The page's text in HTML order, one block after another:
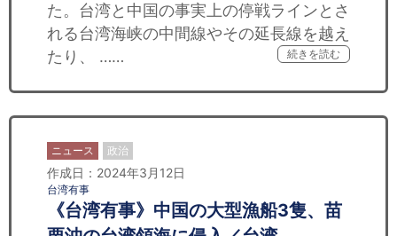
た。台湾と中国の事実上の停戦ラインとさ
れる台湾海峡の中間線やその延長線を越え
たり、 ……
続きを読む
ニュース 政治
作成日：2024年3月12日
台湾有事
《台湾有事》中国の大型漁船3隻、苗